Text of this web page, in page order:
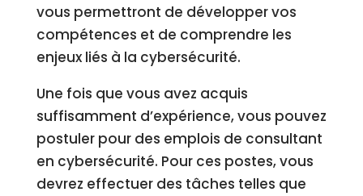
vous permettront de développer vos
compétences et de comprendre les
enjeux liés à la cybersécurité.
Une fois que vous avez acquis
suffisamment d’expérience, vous pouvez
postuler pour des emplois de consultant
en cybersécurité. Pour ces postes, vous
devrez effectuer des tâches telles que